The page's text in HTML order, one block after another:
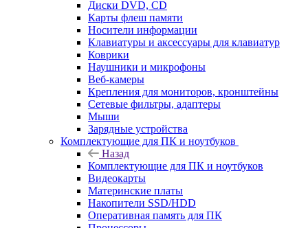
Диски DVD, CD
Карты флеш памяти
Носители информации
Клавиатуры и аксессуары для клавиатур
Коврики
Наушники и микрофоны
Веб-камеры
Крепления для мониторов, кронштейны
Сетевые фильтры, адаптеры
Мыши
Зарядные устройства
Комплектующие для ПК и ноутбуков
Назад
Комплектующие для ПК и ноутбуков
Видеокарты
Материнские платы
Накопители SSD/HDD
Оперативная память для ПК